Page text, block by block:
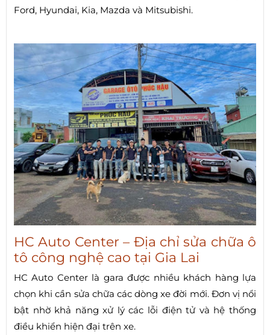
Ford, Hyundai, Kia, Mazda và Mitsubishi.
HC Auto Center – Địa chỉ sửa chữa ô
tô công nghệ cao tại Gia Lai
HC Auto Center là gara được nhiều khách hàng lựa
chọn khi cần sửa chữa các dòng xe đời mới. Đơn vị nổi
bật nhờ khả năng xử lý các lỗi điện tử và hệ thống
điều khiển hiện đại trên xe.